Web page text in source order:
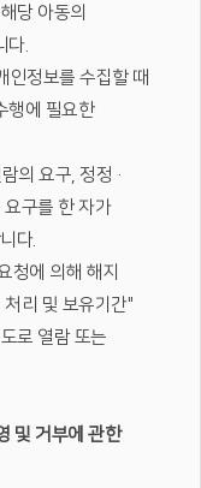
당 아동의
다.
인정보를 수집할 때
행에 필요한
의 요구, 정정·
구를 한 자가
다.
청에 의해 해지
리 및 보유기간"
로 열람 또는
및 거부에 관한